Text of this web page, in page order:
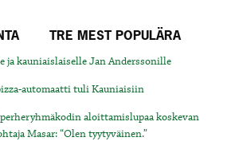
TRE MEST POPULÄRA
ja kauniaislaiselle Jan Anderssonille
automaatti tuli Kauniaisiin
aloittamislupaa koskevan
Masar: “Olen tyytyväinen.”